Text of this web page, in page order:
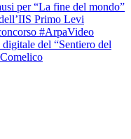
per “La fine del mondo”
Primo Levi
#ArpaVideo
del “Sentiero del